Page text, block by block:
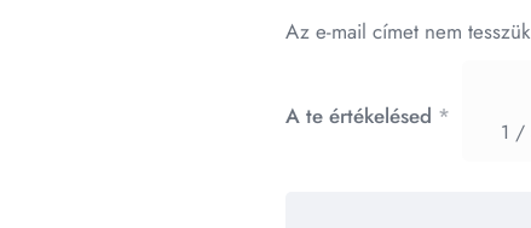
Az e-mail címet nem
A te értékelésed *
1 /